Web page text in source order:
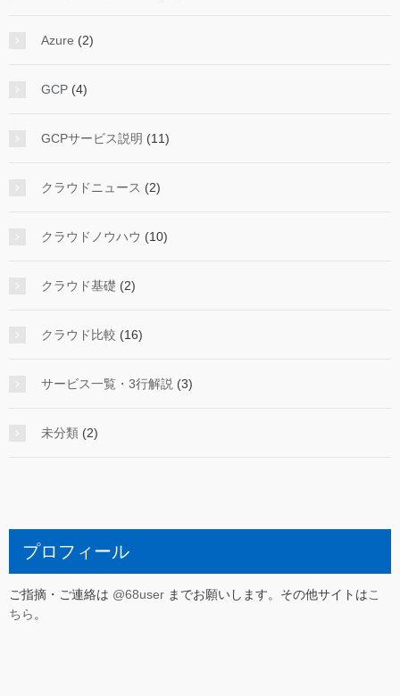
Azure (2)
GCP (4)
GCPサービス説明 (11)
クラウドニュース (2)
クラウドノウハウ (10)
クラウド基礎 (2)
クラウド比較 (16)
サービス一覧・3行解説 (3)
未分類 (2)
プロフィール
ご指摘・ご連絡は @68user までお願いします。その他サイトはこ
ちら。